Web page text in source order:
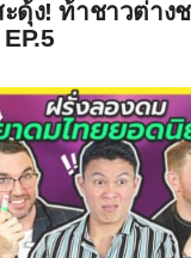
ดุ้ง! ท้าชาวต่าง